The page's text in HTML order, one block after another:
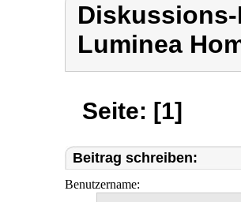
Luminea
Seite: [1]
Beitrag schreiben:
Benutzername: